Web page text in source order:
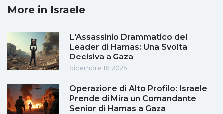
More in Israele
L'Assassinio Drammatico del
Leader di Hamas: Una Svolta
Decisiva a Gaza
dicembre 16, 2025
Operazione di Alto Profilo: Israele
Prende di Mira un Comandante
Senior di Hamas a Gaza